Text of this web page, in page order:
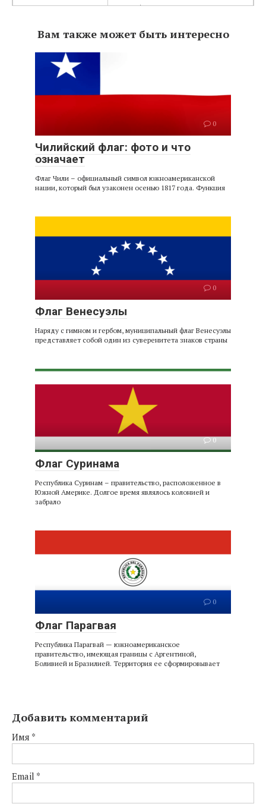
Население
207 353 391 человек
Валюта
бразильский реал (код BRL,
986)
Телефонный код
Вам также может быть интересно
0
Чилийский флаг: фото и что
означает
Флаг Чили – официальный символ южноамериканской
нации, который был узаконен осенью 1817 года. Функция
0
Флаг Венесуэлы
Наряду с гимном и гербом, муниципальный флаг Венесуэлы
представляет собой один из суверенитета знаков страны
0
Флаг Суринама
Республика Суринам – правительство, расположенное в
Южной Америке. Долгое время являлось колонией и
забрало
0
Флаг Парагвая
Республика Парагвай — южноамериканское
правительство, имеющая границы с Аргентиной,
Боливией и Бразилией. Территория ее сформировывает
Добавить комментарий
Имя *
Email *